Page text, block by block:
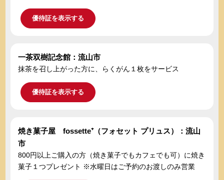
優待証を表示する
一茶双樹記念館：流山市
抹茶を召し上がった方に、らくがん１枚をサービス
優待証を表示する
焼き菓子屋 fossette⁺（フォセット プリュス）：流山
市
800円以上ご購入の方（焼き菓子でもカフェでも可）に焼き
菓子１つプレゼント ※水曜日はご予約のお渡しのみ営業